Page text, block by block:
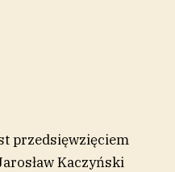
przedsięwzięciem
Kaczyński